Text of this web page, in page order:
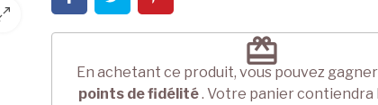
redeem
En achetant ce produit, vous pouvez
points de fidélité. Votre panier contiendra